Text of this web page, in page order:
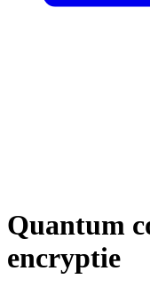
Quantum
encryptie